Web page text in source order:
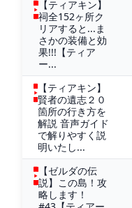
【ティアキン】
祠全152ヶ所ク
リアすると...ま
さかの装備と効
果!!!【ティア
ー...
【ティアキン】
賢者の遺志２０
箇所の行き方を
解説 音声ガイド
で解りやすく説
明いたし...
【ゼルダの伝
説】この島！攻
略します！